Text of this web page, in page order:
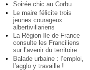
Soirée chic au Corbu
Le maire félicite trois
jeunes courageux
albertivillariens
La Région Ile-de-France
consulte les Franciliens
sur l’avenir du territoire
Balade urbaine : l’emploi,
l’agglo y travaille !